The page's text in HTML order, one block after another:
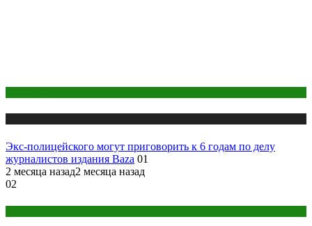
Экс-полицейского могут приговорить к 6 годам по делу
журналистов издания Baza 01
2 месяца назад2 месяца назад
02